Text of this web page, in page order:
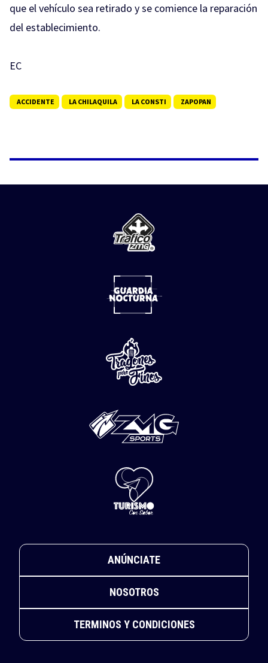
que el vehículo sea retirado y se comience la reparación
del establecimiento.
EC
ACCIDENTE LA CHILAQUILA LA CONSTI ZAPOPAN
ANÚNCIATE
NOSOTROS
TERMINOS Y CONDICIONES